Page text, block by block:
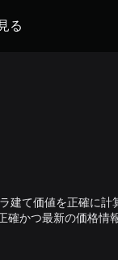
る
て価値を正確に
かつ最新の価格情